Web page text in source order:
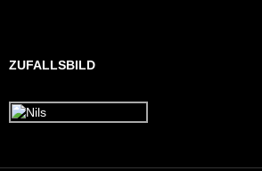
ZUFALLSBILD